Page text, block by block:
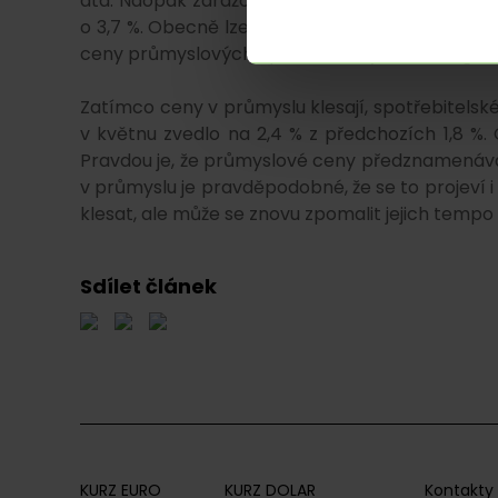
o 3,7 %. Obecně lze říct, že ceny energií klesly
ceny průmyslových výrobců, tedy bez energií, šly
Zatímco ceny v průmyslu klesají,
v květnu zvedlo na 2,4 % z předchozích 1,8
Pravdou je, že průmyslové ceny
v průmyslu je pravděpodobné, že se to projeví
klesat, ale může se znovu zpomalit jejich tempo
Sdílet článek
KURZ EURO KURZ DOLAR Kontakty